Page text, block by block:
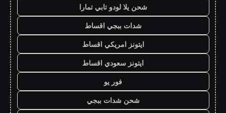
شحن يلا لودو تابي تمارا
شدات ببجي اقساط
ايتونز امريكي اقساط
ايتونز سعودي اقساط
فور يو
شحن شدات ببجي